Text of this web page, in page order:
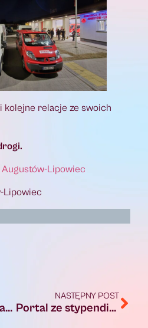
kolejne relacje ze swoich
Augustów-Lipowiec
Lipowiec
Zerowy VAT dla darowizn towarów i usług w związku z pomocą dla poszkodowanych w powodzi
NASTĘPNY POST
Portal ze stypendiami dla młodzieży!